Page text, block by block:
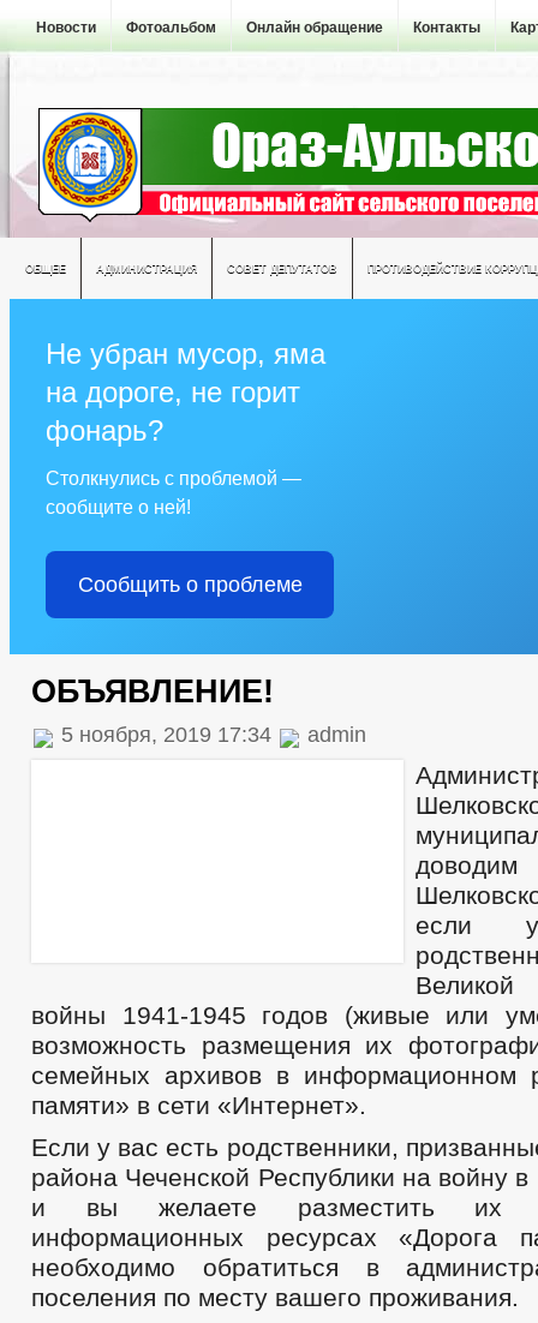
Новости Фотоальбом Онлайн обращение Контакты
ОБЩЕЕ АДМИНИСТРАЦИЯ СОВЕТ ДЕПУТАТОВ ПРОТИВОДЕЙСТВИЕ
Не убран мусор, яма
на дороге, не горит
фонарь?
Столкнулись с проблемой —
сообщите о ней!
Сообщить о проблеме
ОБЪЯВЛЕНИЕ!
5 ноября, 2019 17:34 admin
если
Великой
войны 1941-1945 годов (живые или
возможность размещения их
семейных архивов в информационном
памяти» в сети «Интернет».
Если у вас есть родственники,
района Чеченской Республики на войну
и вы желаете разместить их
информационных ресурсах «Дорога
необходимо обратиться в
поселения по месту вашего проживания.